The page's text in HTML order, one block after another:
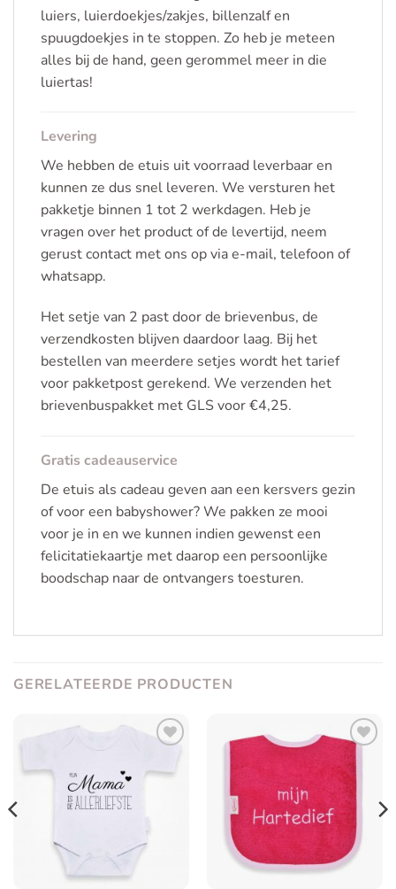
luiers, luierdoekjes/zakjes, billenzalf en
spuugdoekjes in te stoppen. Zo heb je meteen
alles bij de hand, geen gerommel meer in die
luiertas!
Levering
We hebben de etuis uit voorraad leverbaar en
kunnen ze dus snel leveren. We versturen het
pakketje binnen 1 tot 2 werkdagen. Heb je
vragen over het product of de levertijd, neem
gerust contact met ons op via e-mail, telefoon of
whatsapp.
Het setje van 2 past door de brievenbus, de
verzendkosten blijven daardoor laag. Bij het
bestellen van meerdere setjes wordt het tarief
voor pakketpost gerekend. We verzenden het
brievenbuspakket met GLS voor €4,25.
Gratis cadeauservice
De etuis als cadeau geven aan een kersvers gezin
of voor een babyshower? We pakken ze mooi
voor je in en we kunnen indien gewenst een
felicitatiekaartje met daarop een persoonlijke
boodschap naar de ontvangers toesturen.
GERELATEERDE PRODUCTEN
aan
verlanglijst
aan
verlanglijst